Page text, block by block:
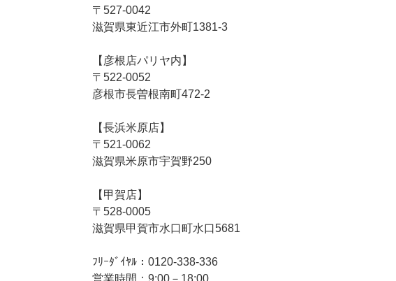
〒527-0042
滋賀県東近江市外町1381-3
【彦根店パリヤ内】
〒522-0052
彦根市長曽根南町472-2
【長浜米原店】
〒521-0062
滋賀県米原市宇賀野250
【甲賀店】
〒528-0005
滋賀県甲賀市水口町水口5681
ﾌﾘｰﾀﾞｲﾔﾙ：0120-338-336
営業時間：9:00－18:00